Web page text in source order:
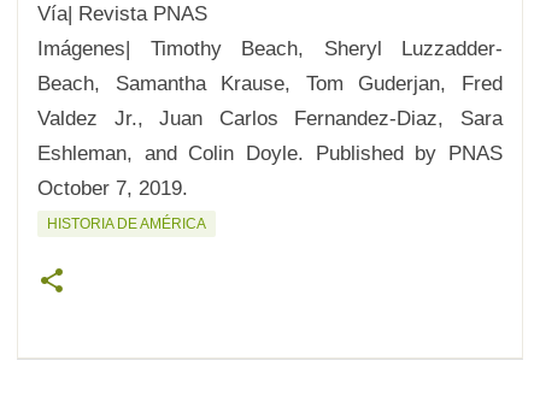
Vía| Revista PNAS
Imágenes| Timothy Beach, Sheryl Luzzadder-
Beach, Samantha Krause, Tom Guderjan, Fred
Valdez Jr., Juan Carlos Fernandez-Diaz, Sara
Eshleman, and Colin Doyle. Published by PNAS
October 7, 2019.
HISTORIA DE AMÉRICA